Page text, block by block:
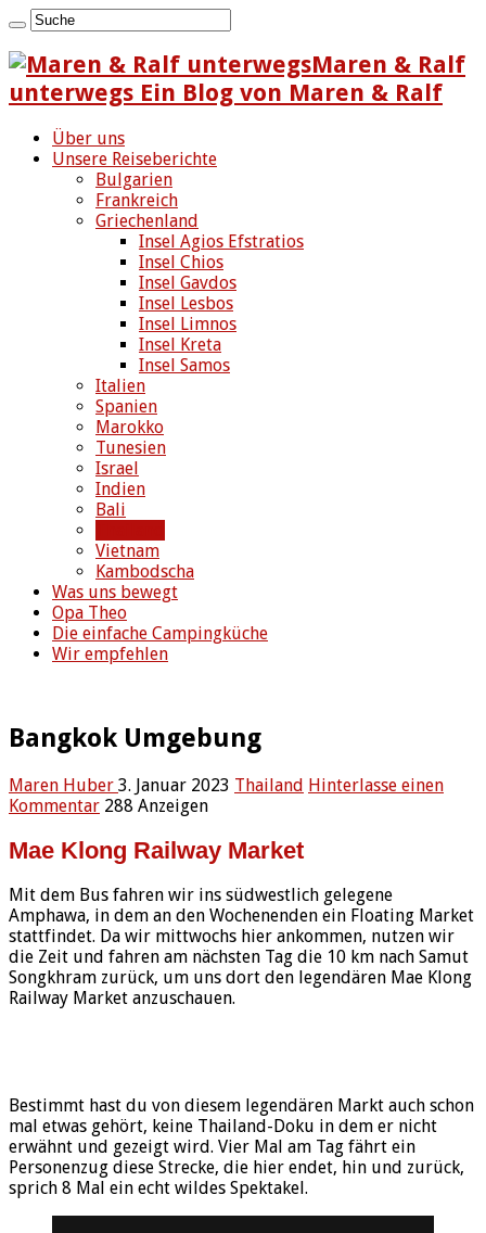
Maren & Ralf
unterwegs Ein Blog von Maren & Ralf
Über uns
Unsere Reiseberichte
Bulgarien
Frankreich
Griechenland
Insel Agios Efstratios
Insel Chios
Insel Gavdos
Insel Lesbos
Insel Limnos
Insel Kreta
Insel Samos
Italien
Spanien
Marokko
Tunesien
Israel
Indien
Bali
Vietnam
Kambodscha
Was uns bewegt
Opa Theo
Die einfache Campingküche
Wir empfehlen
Bangkok Umgebung
Maren Huber 3. Januar 2023 Thailand Hinterlasse einen
Kommentar 288 Anzeigen
Mae Klong Railway Market
Mit dem Bus fahren wir ins südwestlich gelegene
Amphawa, in dem an den Wochenenden ein Floating Market
stattfindet. Da wir mittwochs hier ankommen, nutzen wir
die Zeit und fahren am nächsten Tag die 10 km nach Samut
Songkhram zurück, um uns dort den legendären Mae Klong
Railway Market anzuschauen.
Bestimmt hast du von diesem legendären Markt auch schon
mal etwas gehört, keine Thailand-Doku in dem er nicht
erwähnt und gezeigt wird. Vier Mal am Tag fährt ein
Personenzug diese Strecke, die hier endet, hin und zurück,
sprich 8 Mal ein echt wildes Spektakel.